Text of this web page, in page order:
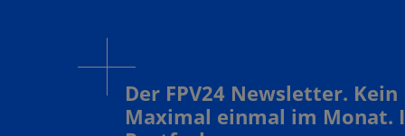
Der FPV24 Newsletter. Kein
Maximal einmal im Monat.